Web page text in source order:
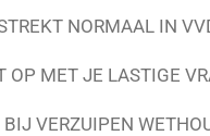
NORMAAL IN
OP MET JE LASTIGE
VERZUIPEN